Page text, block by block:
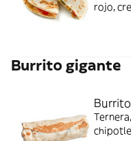
rojo,
Burrito gigante
Burrito